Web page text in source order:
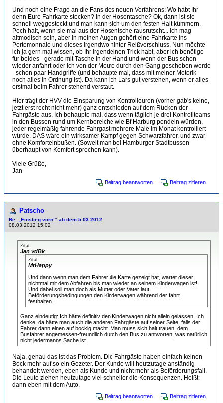
Und noch eine Frage an die Fans des neuen Verfahrens: Wo habt Ihr
denn Eure Fahrkarte stecken? In der Hosentasche? Ok, dann ist sie
schnell weggesteckt und man kann sich um den festen Halt kümmern.
Pech halt, wenn sie mal aus der Hosentsche rausrutscht... Ich mag
altmodisch sein, aber in meinen Augen gehört eine Fahrkarte ins
Portemonnaie und dieses irgendwo hinter Reißverschluss. Nun möchte
ich ja gern mal wissen, ob Ihr irgendeinen Trick habt, aber ich benötige
für beides - gerade mit Tasche in der Hand und wenn der Bus schon
wieder anfährt oder ich von der Meute durch den Gang geschoben werde
- schon paar Handgriffe (und behaupte mal, dass mit meiner Motorik
noch alles in Ordnung ist). Da kann ich Lars gut verstehen, wenn er alles
erstmal beim Fahrer stehend verstaut.
Hier trägt der HVV die Einsparung von Kontrolleuren (vorher gab's keine,
jetzt erst recht nicht mehr) ganz entschieden auf dem Rücken der
Fahrgäste aus. Ich behaupte mal, dass wenn täglich je drei Kontrollteams
in den Bussen rund um Kernbereiche wie Bf Harburg pendeln würden,
jeder regelmäßig fahrende Fahrgast mehrere Male im Monat kontrolliert
würde. DAS wäre ein wirksamer Kampf gegen Schwarzfahrer, und zwar
ohne Komforteinbußen. (Soweit man bei Hamburger Stadtbussen
überhaupt von Komfort sprechen kann).
Viele Grüße,
Jan
Beitrag beantworten Beitrag zitieren
Patscho
Re: „Einstieg vorn “ ab dem 5.03.2012
08.03.2012 15:02
Zitat
Jan vdBk
Zitat
MrHappy
Und dann wenn man dem Fahrer die Karte gezeigt hat, wartet dieser
nichtmal mit dem Abfahren bis man wieder an seinem Kinderwagen ist!
Und dabei soll man doch als Mutter oder Vater laut
Beförderungsbedingungen den Kinderwagen während der fahrt
festhalten...
Ganz eindeutig: Ich hätte definitiv den Kinderwagen nicht allein gelassen. Ich
denke, da hätte man auch die anderen Fahrgäste auf seiner Seite, falls der
Fahrer dann einen auf bockig macht. Man muss sich halt trauen, dem
Busfahrer angemessen-freundlich durch den Bus zu antworten, was natürlich
nicht jedermanns Sache ist.
Naja, genau das ist das Problem. Die Fahrgäste haben einfach keinen
Bock mehr auf so ein Gezeter. Der Kunde will heutzutage anständig
behandelt werden, eben als Kunde und nicht mehr als Beförderungsfall.
Die Leute ziehen heutzutage viel schneller die Konsequenzen. Heißt:
dann eben mit dem Auto.
Beitrag beantworten Beitrag zitieren